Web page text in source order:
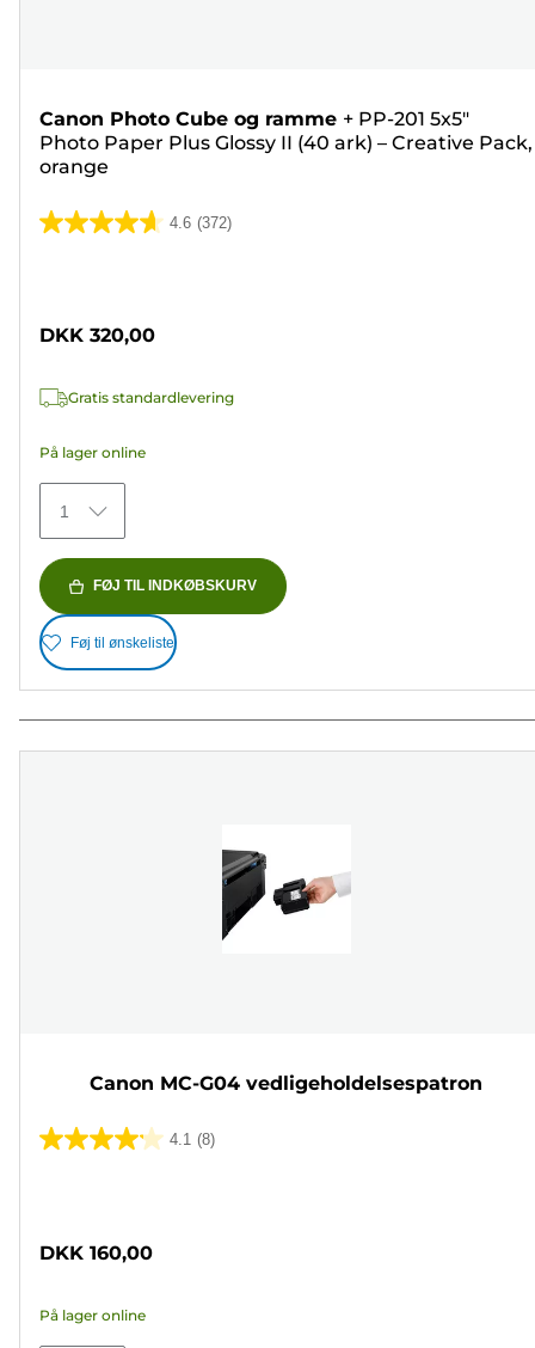
Canon Photo Cube og ramme + PP-201 5x5"
Photo Paper Plus Glossy II (40 ark) – Creative Pack,
orange
4.6 (372)
4.6
stjerner.
anmeldelser
DKK 320,00
Gratis standardlevering
På lager online
1
FØJ TIL INDKØBSKURV
Føj til ønskeliste
Canon MC-G04 vedligeholdelsespatron
4.1 (8)
4.1
stjerner.
anmeldelser
DKK 160,00
På lager online